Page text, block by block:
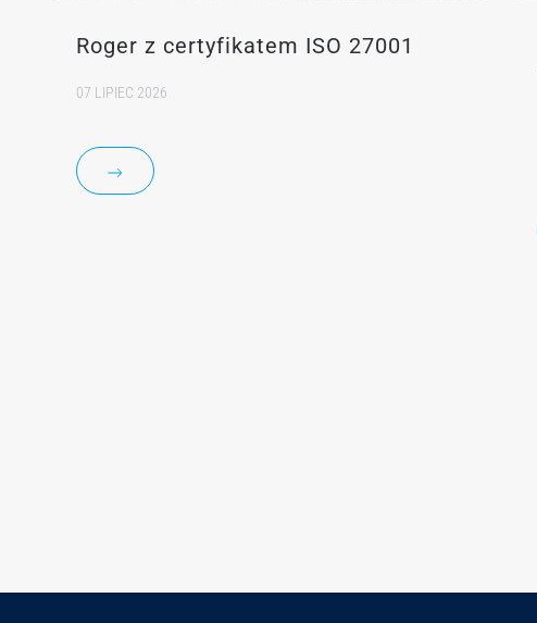
Roger z certyfikatem ISO 27001
07 LIPIEC 2026